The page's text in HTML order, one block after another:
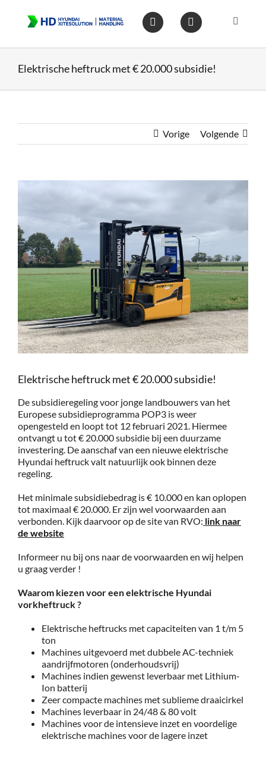
inhoud
Toggle
Services
Contact
Elektrische heftruck met € 20.000 subsidie!
Vorige Volgende
Elektrische heftruck met € 20.000 subsidie!
De subsidieregeling voor jonge landbouwers van het
Europese subsidieprogramma POP3 is weer
opengesteld en loopt tot 12 februari 2021. Hiermee
ontvangt u tot € 20.000 subsidie bij een duurzame
investering. De aanschaf van een nieuwe elektrische
Hyundai heftruck valt natuurlijk ook binnen deze
regeling.
Het minimale subsidiebedrag is € 10.000 en kan oplopen
tot maximaal € 20.000. Er zijn wel voorwaarden aan
verbonden. Kijk daarvoor op de site van RVO: link naar
de website
Informeer nu bij ons naar de voorwaarden en wij helpen
u graag verder !
Waarom kiezen voor een elektrische Hyundai
vorkheftruck ?
Elektrische heftrucks met capaciteiten van 1 t/m 5
ton
Machines uitgevoerd met dubbele AC-techniek
aandrijfmotoren (onderhoudsvrij)
Machines indien gewenst leverbaar met Lithium-
Ion batterij
Zeer compacte machines met sublieme draaicirkel
Machines leverbaar in 24/48 & 80 volt
Machines voor de intensieve inzet en voordelige
elektrische machines voor de lagere inzet